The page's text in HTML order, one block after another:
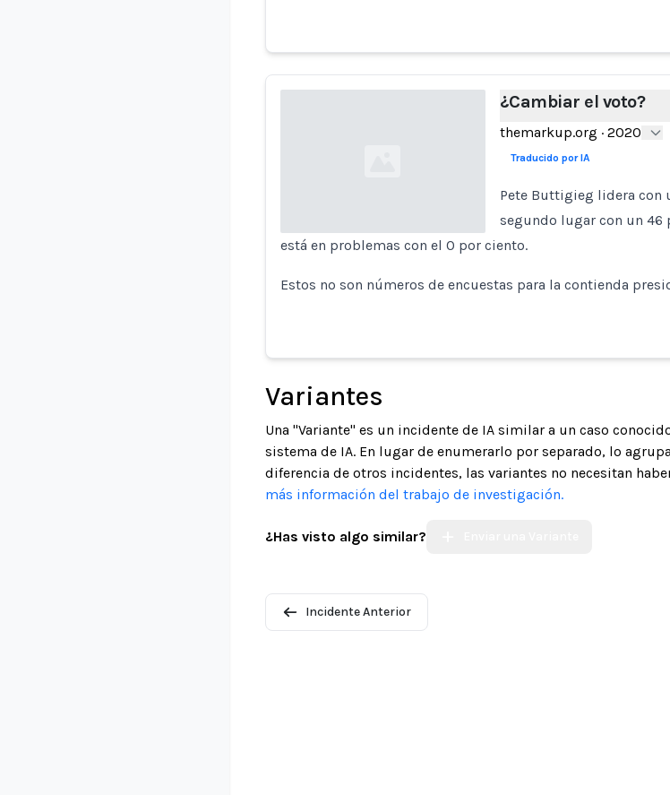
¿Cambiar el voto?
themarkup.org · 2020
Traducido por IA
Pete Buttigieg lidera con
segundo lugar con un 46
está en problemas con el 0 por ciento.
Estos no son números de encuestas para la contienda
Variantes
Una "Variante" es un incidente de IA similar a un caso
sistema de IA. En lugar de enumerarlo por separado, lo
diferencia de otros incidentes, las variantes no necesitan
más información del trabajo de investigación.
¿Has visto algo similar?
Incidente Anterior